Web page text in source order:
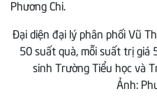
Đại diện đại lý phân phối Vũ
50 suất quà, mỗi suất trị giá
sinh Trường Tiểu học và
Ảnh: